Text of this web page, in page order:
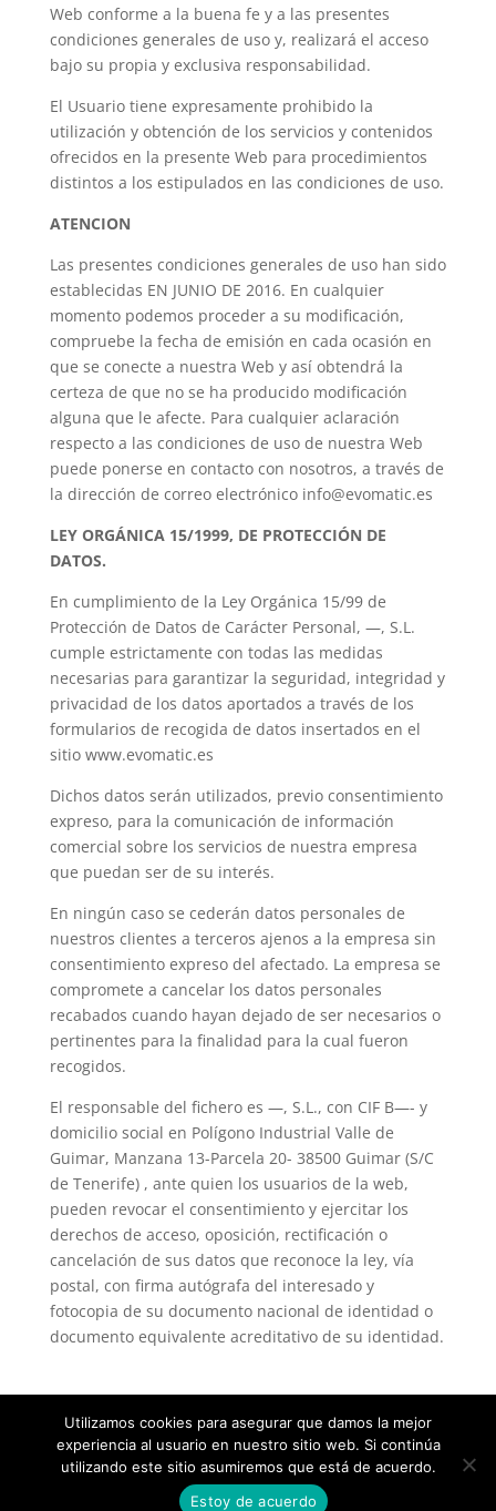
Web conforme a la buena fe y a las presentes
condiciones generales de uso y, realizará el acceso
bajo su propia y exclusiva responsabilidad.
El Usuario tiene expresamente prohibido la
utilización y obtención de los servicios y contenidos
ofrecidos en la presente Web para procedimientos
distintos a los estipulados en las condiciones de uso.
ATENCION
Las presentes condiciones generales de uso han sido
establecidas EN JUNIO DE 2016. En cualquier
momento podemos proceder a su modificación,
compruebe la fecha de emisión en cada ocasión en
que se conecte a nuestra Web y así obtendrá la
certeza de que no se ha producido modificación
alguna que le afecte. Para cualquier aclaración
respecto a las condiciones de uso de nuestra Web
puede ponerse en contacto con nosotros, a través de
la dirección de correo electrónico info@evomatic.es
LEY ORGÁNICA 15/1999, DE PROTECCIÓN DE
DATOS.
En cumplimiento de la Ley Orgánica 15/99 de
Protección de Datos de Carácter Personal, —, S.L.
cumple estrictamente con todas las medidas
necesarias para garantizar la seguridad, integridad y
privacidad de los datos aportados a través de los
formularios de recogida de datos insertados en el
sitio www.evomatic.es
Dichos datos serán utilizados, previo consentimiento
expreso, para la comunicación de información
comercial sobre los servicios de nuestra empresa
que puedan ser de su interés.
En ningún caso se cederán datos personales de
nuestros clientes a terceros ajenos a la empresa sin
consentimiento expreso del afectado. La empresa se
compromete a cancelar los datos personales
recabados cuando hayan dejado de ser necesarios o
pertinentes para la finalidad para la cual fueron
recogidos.
El responsable del fichero es —, S.L., con CIF B—- y
domicilio social en Polígono Industrial Valle de
Guimar, Manzana 13-Parcela 20- 38500 Guimar (S/C
de Tenerife) , ante quien los usuarios de la web,
pueden revocar el consentimiento y ejercitar los
derechos de acceso, oposición, rectificación o
cancelación de sus datos que reconoce la ley, vía
postal, con firma autógrafa del interesado y
fotocopia de su documento nacional de identidad o
documento equivalente acreditativo de su identidad.
Elegant Themes| Desarrollado por
Utilizamos cookies para asegurar que damos la mejor
experiencia al usuario en nuestro sitio web. Si continúa
utilizando este sitio asumiremos que está de acuerdo.
Estoy de acuerdo